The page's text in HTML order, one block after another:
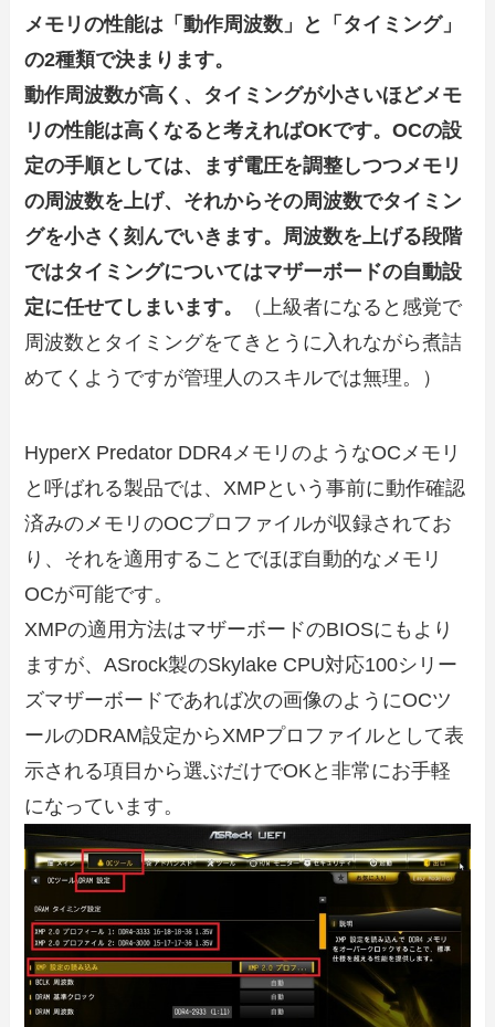
メモリの性能は「動作周波数」と「タイミング」
の2種類で決まります。
動作周波数が高く、タイミングが小さいほどメモ
リの性能は高くなると考えればOKです。OCの設
定の手順としては、まず電圧を調整しつつメモリ
の周波数を上げ、それからその周波数でタイミン
グを小さく刻んでいきます。周波数を上げる段階
ではタイミングについてはマザーボードの自動設
定に任せてしまいます。
（上級者になると感覚で
周波数とタイミングをてきとうに入れながら煮詰
めてくようですが管理人のスキルでは無理。）
HyperX Predator DDR4メモリのようなOCメモリ
と呼ばれる製品では、XMPという事前に動作確認
済みのメモリのOCプロファイルが収録されてお
り、それを適用することでほぼ自動的なメモリ
OCが可能です。
XMPの適用方法はマザーボードのBIOSにもより
ますが、ASrock製のSkylake CPU対応100シリー
ズマザーボードであれば次の画像のようにOCツ
ールのDRAM設定からXMPプロファイルとして表
示される項目から選ぶだけでOKと非常にお手軽
になっています。